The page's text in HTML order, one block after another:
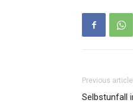
Previous article
Selbstunfall